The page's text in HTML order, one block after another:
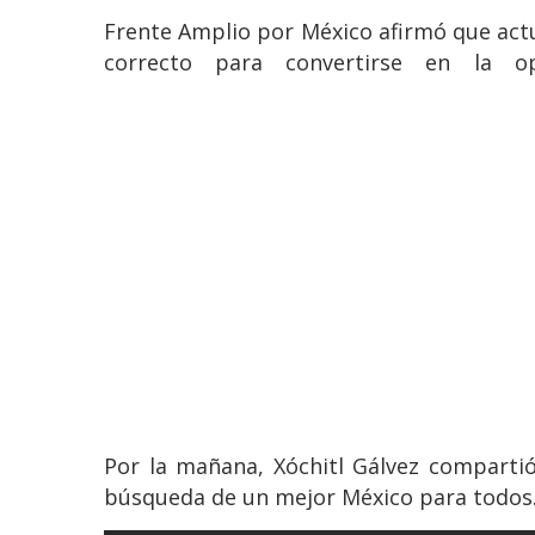
Frente Amplio por México afirmó que
correcto para convertirse en la
Por la mañana, Xóchitl Gálvez
búsqueda de un mejor México para